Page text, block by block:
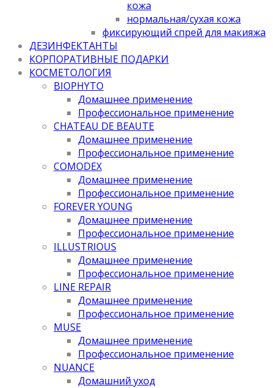
кожа
нормальная/cухая кожа
фиксирующий спрей для макияжа
ДЕЗИНФЕКТАНТЫ
КОРПОРАТИВНЫЕ ПОДАРКИ
КОСМЕТОЛОГИЯ
BIOPHYTO
Домашнее применение
Профессиональное применение
CHATEAU DE BEAUTE
Домашнее применение
Профессиональное применение
COMODEX
Домашнее применение
Профессиональное применение
FOREVER YOUNG
Домашнее применение
Профессиональное применение
ILLUSTRIOUS
Домашнее применение
Профессиональное применение
LINE REPAIR
Домашнее применение
Профессиональное применение
MUSE
Домашнее применение
Профессиональное применение
NUANCE
Домашний уход